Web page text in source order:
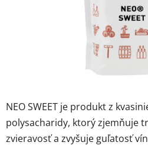
NEO SWEET je produkt z
polysacharidy, ktorý zjemňuje
zvieravosť a zvyšuje guľatosť